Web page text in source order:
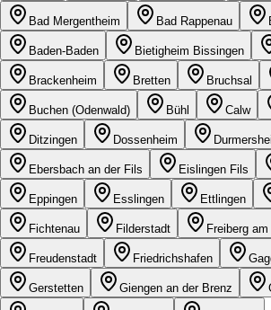
Bad Mergentheim Bad Rappenau
Baden-Baden Bietigheim Bissingen
Brackenheim Bretten Bruchsal
Buchen (Odenwald) Bühl Calw
Ditzingen Dossenheim
Ebersbach an der Fils Eislingen Fils
Eppingen Esslingen Ettlingen
Fichtenau Filderstadt Freiberg
Freudenstadt Friedrichshafen
Gerstetten Giengen an der Brenz